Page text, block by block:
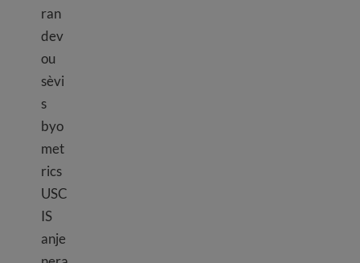
ran
dev
ou
sèvi
s
byo
met
rics
USC
IS
anje